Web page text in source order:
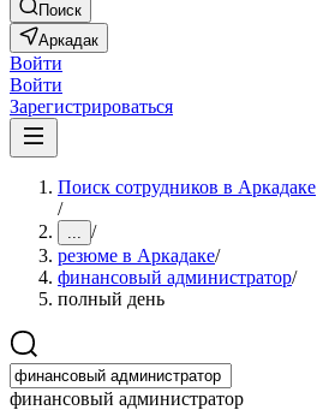
Поиск
Аркадак
Войти
Войти
Зарегистрироваться
Поиск сотрудников в Аркадаке
/
... /
резюме в Аркадаке/
финансовый администратор/
полный день
финансовый администратор